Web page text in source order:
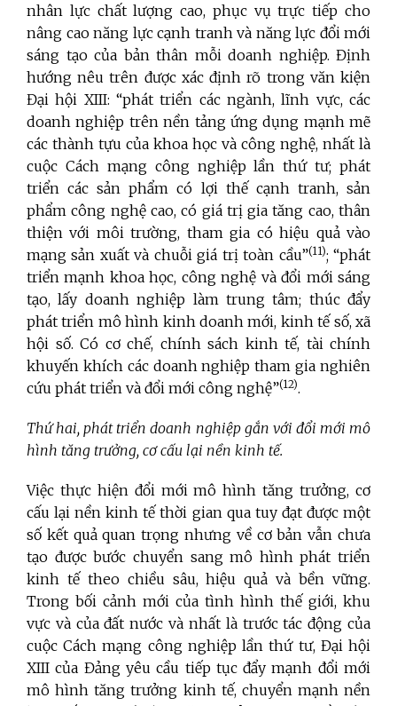
nhân lực chất lượng cao, phục vụ trực tiếp cho
nâng cao năng lực cạnh tranh và năng lực đổi mới
sáng tạo của bản thân mỗi doanh nghiệp. Định
hướng nêu trên được xác định rõ trong văn kiện
Đại hội XIII: “phát triển các ngành, lĩnh vực, các
doanh nghiệp trên nền tảng ứng dụng mạnh mẽ
các thành tựu của khoa học và công nghệ, nhất là
cuộc Cách mạng công nghiệp lần thứ tư; phát
triển các sản phẩm có lợi thế cạnh tranh, sản
phẩm công nghệ cao, có giá trị gia tăng cao, thân
thiện với môi trường, tham gia có hiệu quả vào
mạng sản xuất và chuỗi giá trị toàn cầu”(11); “phát
triển mạnh khoa học, công nghệ và đổi mới sáng
tạo, lấy doanh nghiệp làm trung tâm; thúc đẩy
phát triển mô hình kinh doanh mới, kinh tế số, xã
hội số. Có cơ chế, chính sách kinh tế, tài chính
khuyến khích các doanh nghiệp tham gia nghiên
cứu phát triển và đổi mới công nghệ”(12).
Thứ hai, phát triển doanh nghiệp gắn với đổi mới mô
hình tăng trưởng, cơ cấu lại nền kinh tế.
Việc thực hiện đổi mới mô hình tăng trưởng, cơ
cấu lại nền kinh tế thời gian qua tuy đạt được một
số kết quả quan trọng nhưng về cơ bản vẫn chưa
tạo được bước chuyển sang mô hình phát triển
kinh tế theo chiều sâu, hiệu quả và bền vững.
Trong bối cảnh mới của tình hình thế giới, khu
vực và của đất nước và nhất là trước tác động của
cuộc Cách mạng công nghiệp lần thứ tư, Đại hội
XIII của Đảng yêu cầu tiếp tục đẩy mạnh đổi mới
mô hình tăng trưởng kinh tế, chuyển mạnh nền